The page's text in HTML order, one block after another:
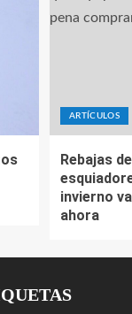
ARTÍCULOS
Rebajas
invierno
ahora